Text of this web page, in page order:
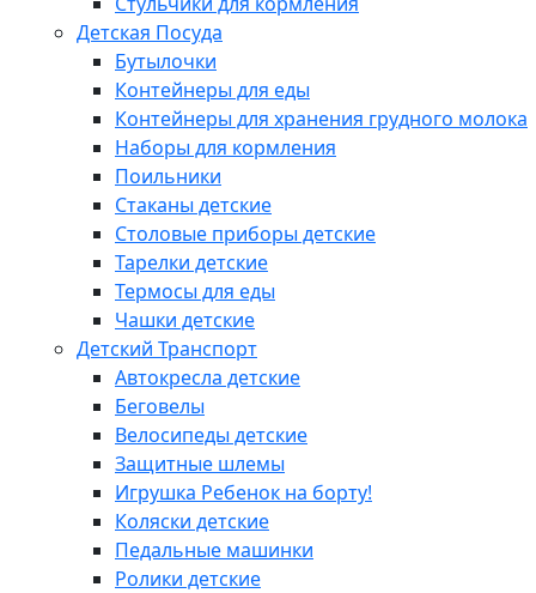
Детская Посуда
Бутылочки
Контейнеры для еды
Контейнеры для хранения грудного молока
Наборы для кормления
Поильники
Стаканы детские
Столовые приборы детские
Тарелки детские
Термосы для еды
Чашки детские
Детский Транспорт
Автокресла детские
Беговелы
Велосипеды детские
Защитные шлемы
Игрушка Ребенок на борту!
Коляски детские
Педальные машинки
Ролики детские